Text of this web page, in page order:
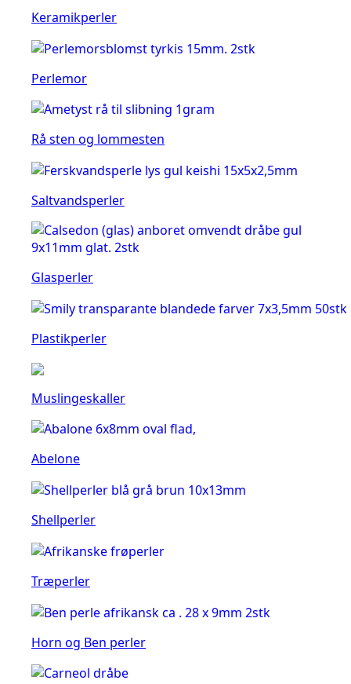
Keramikperler
Perlemor
Rå sten og lommesten
Saltvandsperler
Glasperler
Plastikperler
Muslingeskaller
Abelone
Shellperler
Træperler
Horn og Ben perler